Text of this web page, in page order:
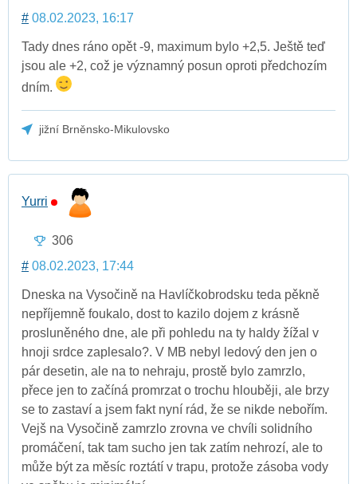
# 08.02.2023, 16:17
Tady dnes ráno opět -9, maximum bylo +2,5. Ještě teď
jsou ale +2, což je významný posun oproti předchozím
dním.
jižní Brněnsko-Mikulovsko
Yurri
306
# 08.02.2023, 17:44
Dneska na Vysočině na Havlíčkobrodsku teda pěkně
nepříjemně foukalo, dost to kazilo dojem z krásně
prosluněného dne, ale při pohledu na ty haldy žížal v
hnoji srdce zaplesalo?. V MB nebyl ledový den jen o
pár desetin, ale na to nehraju, prostě bylo zamrzlo,
přece jen to začíná promrzat o trochu hlouběji, ale brzy
se to zastaví a jsem fakt nyní rád, že se nikde nebořím.
Vejš na Vysočině zamrzlo zrovna ve chvíli solidního
promáčení, tak tam sucho jen tak zatím nehrozí, ale to
může být za měsíc roztátí v trapu, protože zásoba vody